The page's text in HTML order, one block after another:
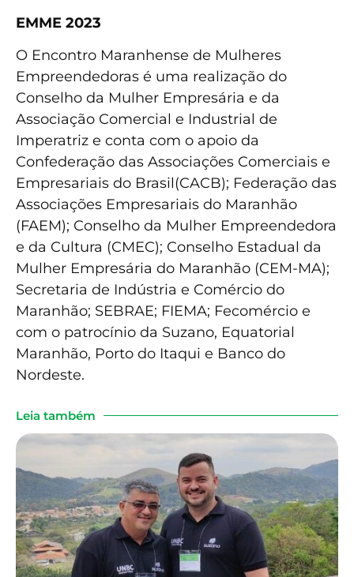
EMME 2023
O Encontro Maranhense de Mulheres
Empreendedoras é uma realização do
Conselho da Mulher Empresária e da
Associação Comercial e Industrial de
Imperatriz e conta com o apoio da
Confederação das Associações Comerciais e
Empresariais do Brasil(CACB); Federação das
Associações Empresariais do Maranhão
(FAEM); Conselho da Mulher Empreendedora
e da Cultura (CMEC); Conselho Estadual da
Mulher Empresária do Maranhão (CEM-MA);
Secretaria de Indústria e Comércio do
Maranhão; SEBRAE; FIEMA; Fecomércio e
com o patrocínio da Suzano, Equatorial
Maranhão, Porto do Itaqui e Banco do
Nordeste.
Leia também